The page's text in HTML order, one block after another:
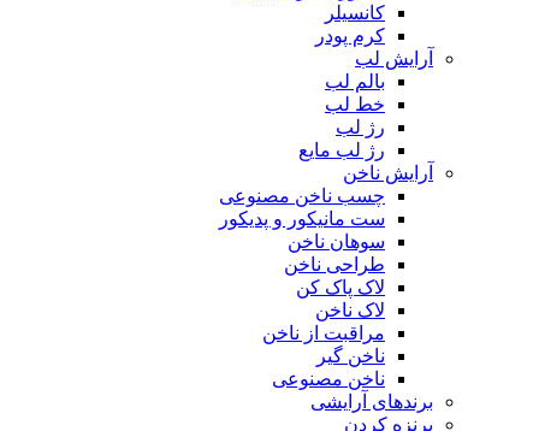
کانسیلر
کرم پودر
آرایش لب
بالم لب
خط لب
رژ لب
رژ لب مایع
آرایش ناخن
چسب ناخن مصنوعی
ست مانیکور و پدیکور
سوهان ناخن
طراحی ناخن
لاک پاک کن
لاک ناخن
مراقبت از ناخن
ناخن گیر
ناخن مصنوعی
برندهای آرایشی
برنزه کردن